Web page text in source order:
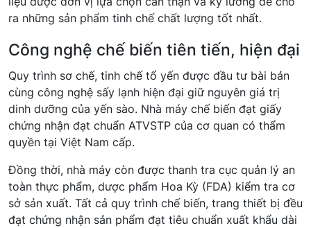
ra những sản phẩm tinh chế chất lượng tốt nhất.
Công nghệ chế biến tiên tiến, hiện đại
Quy trình sơ chế, tinh chế tổ yến được đầu tư bài bản
cùng công nghệ sấy lạnh hiện đại giữ nguyên giá trị
dinh dưỡng của yến sào. Nhà máy chế biến đạt giấy
chứng nhận đạt chuẩn ATVSTP của cơ quan có thẩm
quyền tại Việt Nam cấp.
Đồng thời, nhà máy còn được thanh tra cục quản lý an
toàn thực phẩm, dược phẩm Hoa Kỳ (FDA) kiểm tra cơ
sở sản xuất. Tất cả quy trình chế biến, trang thiết bị đều
đạt chứng nhận sản phẩm đạt tiêu chuẩn xuất khẩu dài